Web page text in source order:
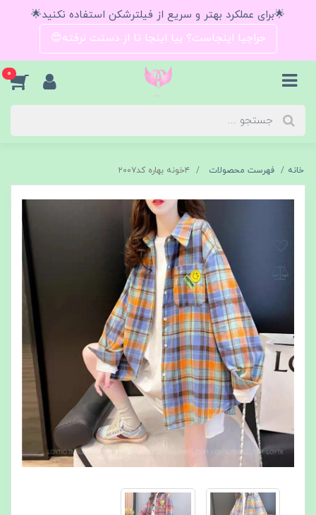
🌟برای عملکرد بهتر و سریع از فیلترشکن استفاده نکنید🌟
حراجیا اینجاست؟ بیا اینجا تا از دستت نرفته😍
0
خانه فهرست محصولات ۴خونه بهاره کد۲۰۰۷